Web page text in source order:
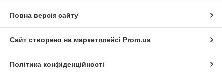
Повна версія сайту
Сайт створено на маркетплейсі Prom.ua
Політика конфіденційності